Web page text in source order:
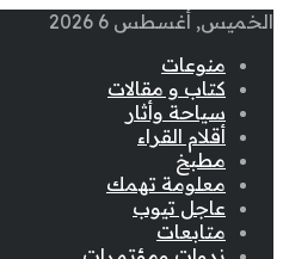
الخميس, أغسطس 6 2026
منوعات
كتاب و مقالات
سياحة وأثار
أقلام القراء
مطبخ
معلومة تهمك
عاجل تيوب
متابعات